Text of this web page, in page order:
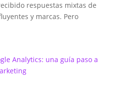
respuestas mixtas de
y marcas. Pero